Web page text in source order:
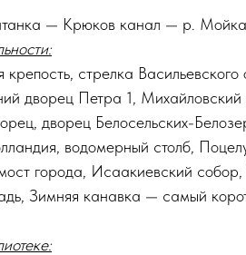
— Крюков канал — р.
крепость, стрелка
дворец Петра 1,
дворец Белосельских-
водомерный столб,
города, Исаакиевский
Зимняя канавка — самый